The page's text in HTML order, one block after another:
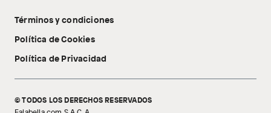
Tecnología Pillow Walk
Libro de reclamaciones
Términos y condiciones
Política de Cookies
Política de Privacidad
© TODOS LOS DERECHOS RESERVADOS